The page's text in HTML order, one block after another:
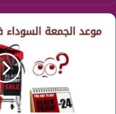
موعد
الجمعة